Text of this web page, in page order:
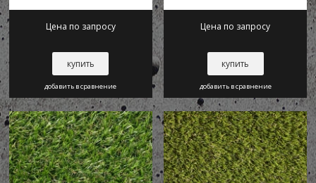
Цена по запросу
купить
добавить в сравнение
Цена по запросу
купить
добавить в сравнение